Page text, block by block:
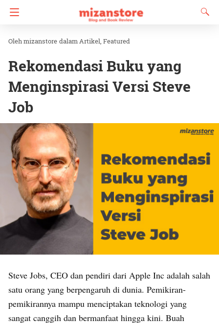
mizanstore dalamArtikel Featured
Rekomendasi Buku yang
Menginspirasi Versi Steve
Job
Steve Jobs, CEO dan pendiri dari Apple Inc adalah salah
satu orang yang berpengaruh di dunia. Pemikiran-
pemikirannya mampu menciptakan teknologi yang
sangat canggih dan bermanfaat hingga kini. Buah